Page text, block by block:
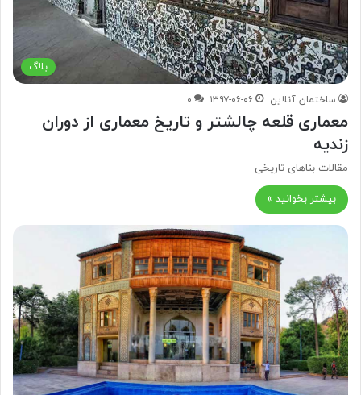
بلاگ
ساختمان آنلاین ۱۳۹۷-۰۶-۰۶ ۰
معماری قلعه چالشتر و تاریخ معماری از دوران
زندیه
مقالات بناهای تاریخی
بیشتر بخوانید »